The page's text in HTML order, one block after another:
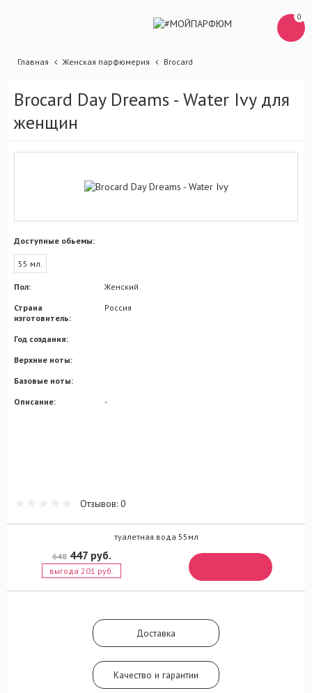
0
Главная Женская парфюмерия Brocard
Brocard Day Dreams - Water Ivy для
женщин
Доступные обьемы:
55 мл.
Пол:
Женский
Страна
изготовитель:
Россия
Год создания:
Верхние ноты:
Базовые ноты:
Описание:
-
Отзывов: 0
туалетная вода 55мл
648447 руб.
выгода 201 руб.
Доставка
Качество и гарантии